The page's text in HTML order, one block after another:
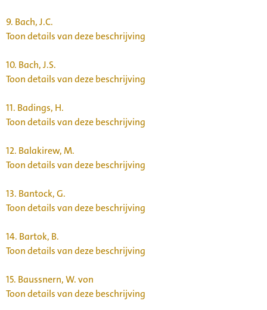
9. Bach, J.C.
Toon details van deze beschrijving
10. Bach, J.S.
Toon details van deze beschrijving
11. Badings, H.
Toon details van deze beschrijving
12. Balakirew, M.
Toon details van deze beschrijving
13. Bantock, G.
Toon details van deze beschrijving
14. Bartok, B.
Toon details van deze beschrijving
15. Baussnern, W. von
Toon details van deze beschrijving